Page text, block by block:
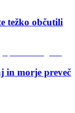
težko občutili
in morje preveč